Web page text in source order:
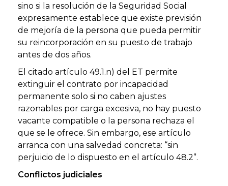
sino si la resolución de la Seguridad Social
expresamente establece que existe previsión
de mejoría de la persona que pueda permitir
su reincorporación en su puesto de trabajo
antes de dos años.
El citado artículo 49.1.n) del ET permite
extinguir el contrato por incapacidad
permanente solo si no caben ajustes
razonables por carga excesiva, no hay puesto
vacante compatible o la persona rechaza el
que se le ofrece. Sin embargo, ese artículo
arranca con una salvedad concreta: “sin
perjuicio de lo dispuesto en el artículo 48.2”.
Conflictos judiciales